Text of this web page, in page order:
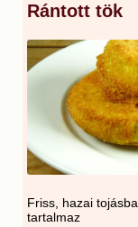
Rántott tök
Friss, hazai
tartalmaz